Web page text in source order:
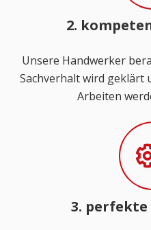
2.
Unsere Handwerker
Sachverhalt wird geklärt
Arbeiten
3.